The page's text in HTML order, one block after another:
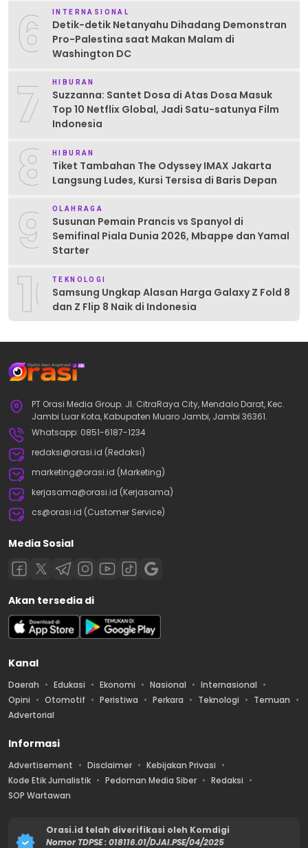
6 INTERNASIONAL
Detik-detik Netanyahu Dihadang Demonstran
Pro-Palestina saat Makan Malam di
Washington DC
7 HIBURAN
Suzzanna: Santet Dosa di Atas Dosa Masuk
Top 10 Netflix Global, Jadi Satu-satunya Film
Indonesia
8 HIBURAN
Tiket Tambahan The Odyssey IMAX Jakarta
Langsung Ludes, Kursi Tersisa di Baris Depan
9 OLAHRAGA
Susunan Pemain Prancis vs Spanyol di
Semifinal Piala Dunia 2026, Mbappe dan Yamal
Starter
10TEKNOLOGI
Samsung Ungkap Alasan Harga Galaxy Z Fold 8
dan Z Flip 8 Naik di Indonesia
PT Orasi Media Group. Jl. CitraRaya City, Mendalo Darat, Kec.
Jambi Luar Kota, Kabupaten Muaro Jambi, Jambi 36361.
Whatsapp: 0851-6187-1234
redaksi@orasi.id (Redaksi)
marketing@orasi.id (Marketing)
kerjasama@orasi.id (Kerjasama)
cs@orasi.id (Customer Service)
Media Sosial
Akan tersedia di
Kanal
Daerah Edukasi Ekonomi Nasional
Internasional
Opini
Otomotif Peristiwa Perkara Teknologi
Temuan
Advertorial
Informasi
Advertisement Disclaimer
Kebijakan Privasi
Kode Etik Jurnalistik
Pedoman Media Siber
Redaksi
SOP Wartawan
Orasi.id telah diverifikasi oleh Komdigi
Nomor TDPSE : 018116.01/DJAI.PSE/04/2025